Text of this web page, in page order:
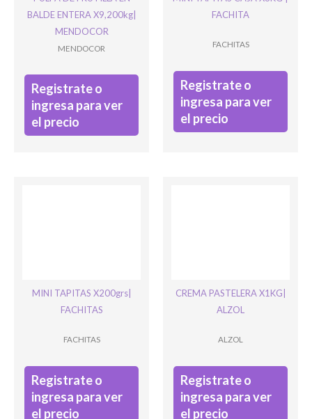
BALDE ENTERA X9,200kg|
MENDOCOR
MENDOCOR
Registrate o
ingresa para ver
el precio
FACHITA
FACHITAS
Registrate o
ingresa para ver
el precio
MINI TAPITAS X200grs|
FACHITAS
FACHITAS
Registrate o
ingresa para ver
el precio
CREMA PASTELERA X1KG|
ALZOL
ALZOL
Registrate o
ingresa para ver
el precio